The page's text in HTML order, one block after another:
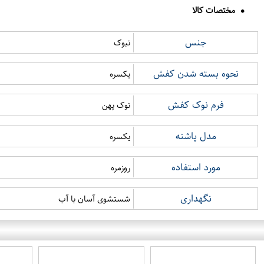
مختصات کالا
جنس نبوک
نحوه بسته شدن کفش یکسره
فرم نوک کفش نوک پهن
مدل پاشنه یکسره
مورد استفاده روزمره
نگهداری شستشوی آسان با آب